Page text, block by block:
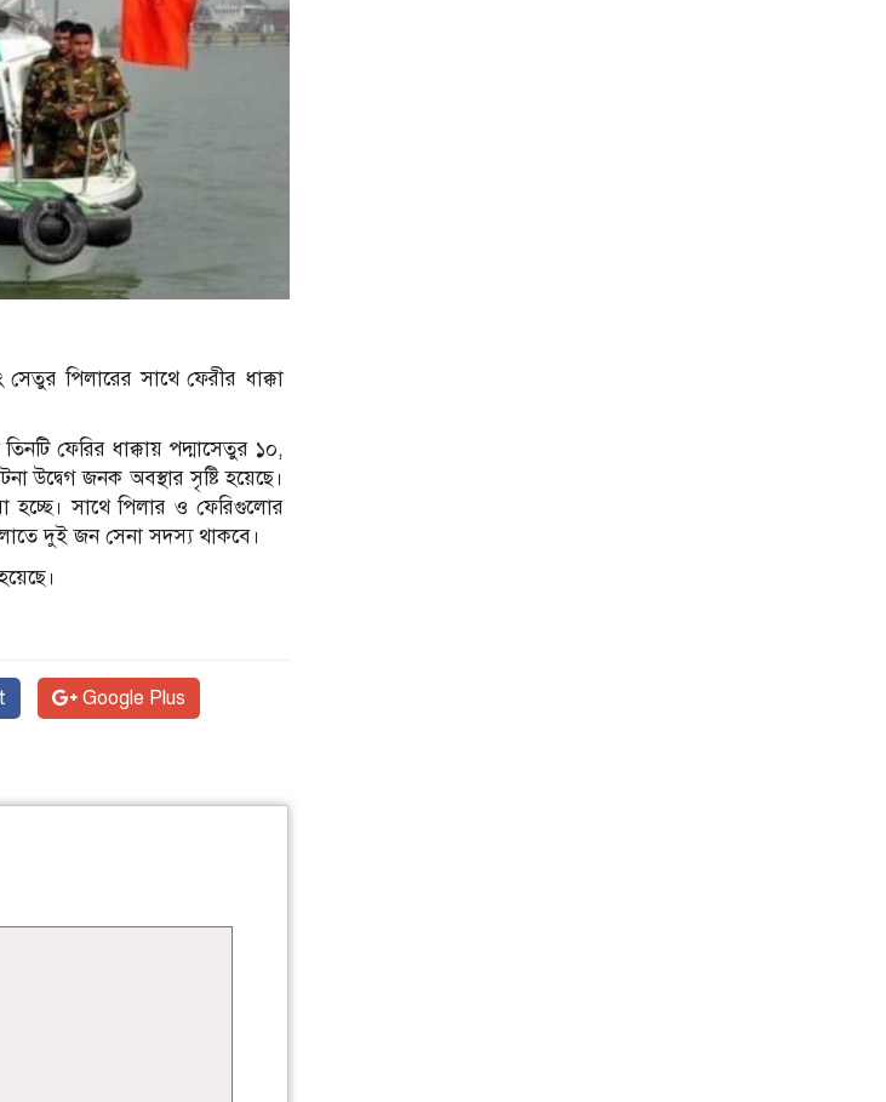
পিলারের সাথে ফেরীর ধাক্কা
ফেরির ধাক্কায় পদ্মাসেতুর ১০,
উদ্বেগ জনক অবস্থার সৃষ্টি হয়েছে।
হচ্ছে। সাথে পিলার ও ফেরিগুলোর
দুই জন সেনা সদস্য থাকবে।
Google Plus